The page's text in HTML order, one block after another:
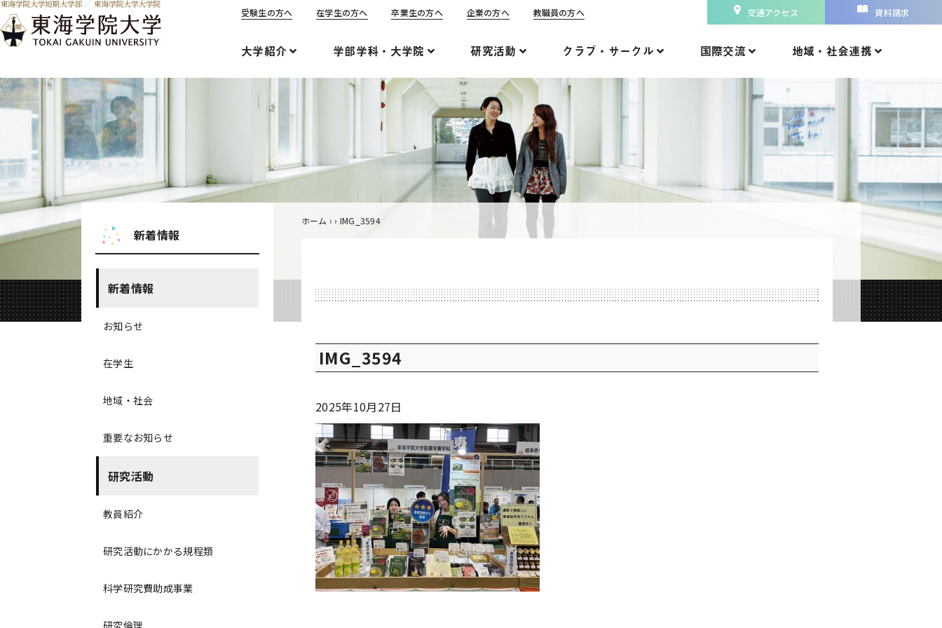
受験生の方へ 在学生の方へ 卒業生の方へ 企業の方へ 教職員の方へ 交通アクセス 資料請求
大学紹介 学部学科・大学院 研究活動 クラブ・サークル 国際交流 地域・社会連携
ホーム ›› IMG_3594
IMG_3594
2025年10月27日
新着情報
新着情報
お知らせ
在学生
地域・社会
重要なお知らせ
研究活動
教員紹介
研究活動にかかる規程類
科学研究費助成事業
研究倫理